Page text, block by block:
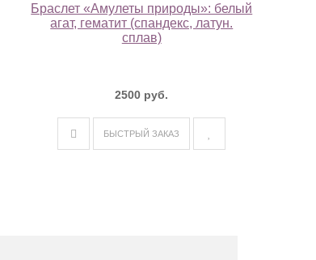
Браслет «Амулеты природы»: белый
агат, гематит (спандекс, латун.
сплав)
2500 руб.
БЫСТРЫЙ ЗАКАЗ